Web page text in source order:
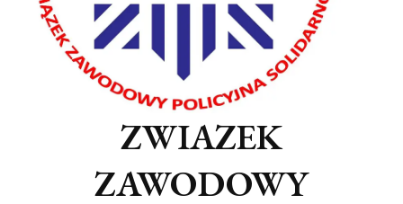
ZWIAZEK
ZAWODOWY